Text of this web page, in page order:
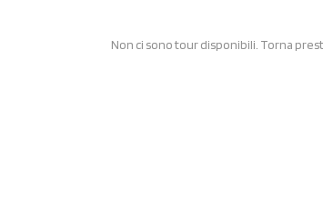
Non ci sono tour disponibili. Torna